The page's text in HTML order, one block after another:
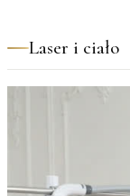
Laser i ciało